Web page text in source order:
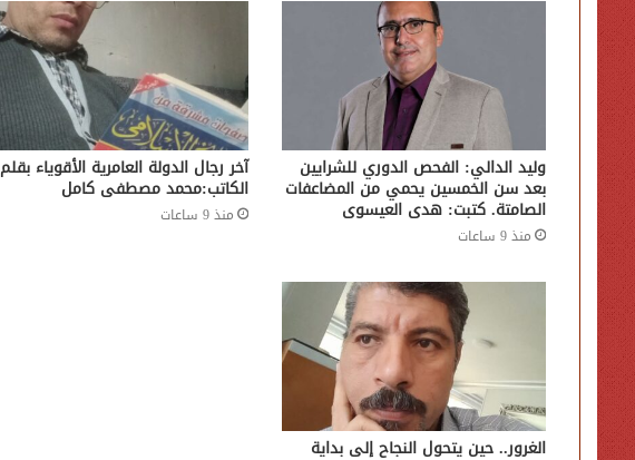
وليد الدالي: الفحص الدوري للشرايين
بعد سن الخمسين يحمي من المضاعفات
الصامتة. كتبت: هدى العيسوى
منذ 9 ساعات
آخر رجال الدولة العامرية الأقوياء بقلم
الكاتب:محمد مصطفى كامل
منذ 9 ساعات
الغرور.. حين يتحول النجاح إلى بداية